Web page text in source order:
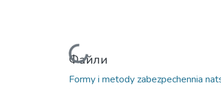
Вантажиться...
Файли
Formy i metody zabezpechennia